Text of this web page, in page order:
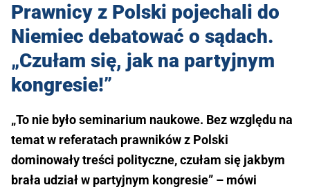
Prawnicy z Polski pojechali do
Niemiec debatować o sądach.
„Czułam się, jak na partyjnym
kongresie!”
„To nie było seminarium naukowe. Bez względu na
temat w referatach prawników z Polski
dominowały treści polityczne, czułam się jakbym
brała udział w partyjnym kongresie” – mówi